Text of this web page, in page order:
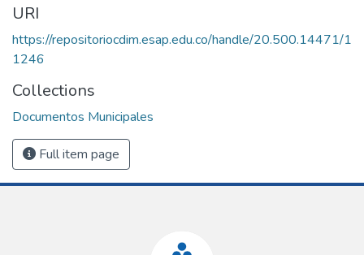
URI
https://repositoriocdim.esap.edu.co/handle/20.500.14471/1
1246
Collections
Documentos Municipales
Full item page